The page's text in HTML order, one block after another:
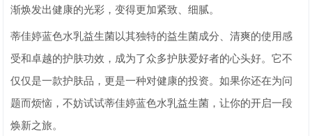
渐焕发出健康的光彩，变得更加紧致、细腻。
蒂佳婷蓝色水乳益生菌以其独特的益生菌成分、清爽的使用感
受和卓越的护肤功效，成为了众多护肤爱好者的心头好。它不
仅仅是一款护肤品，更是一种对健康的投资。如果你还在为问
题而烦恼，不妨试试蒂佳婷蓝色水乳益生菌，让你的开启一段
焕新之旅。